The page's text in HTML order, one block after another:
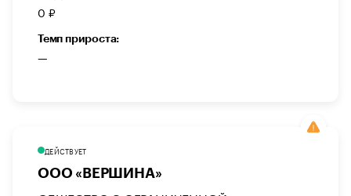
0 ₽
Темп прироста:
—
ДЕЙСТВУЕТ
ООО «ВЕРШИНА»